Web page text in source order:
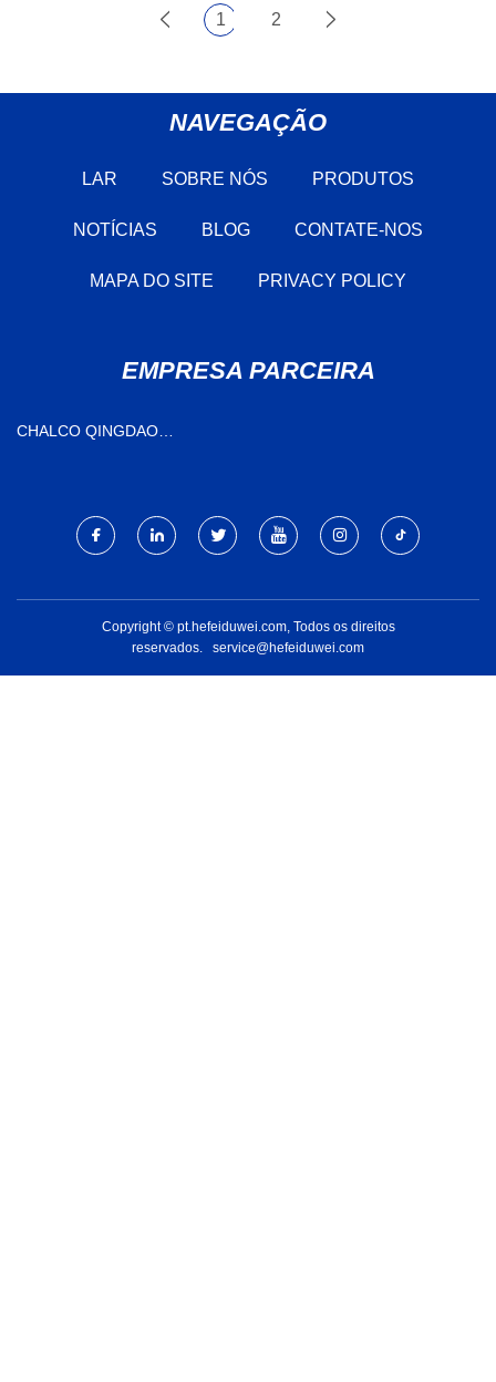
etiquetas de metal
endereços de plástico de
25 cm Número da porta e
1 2
NAVEGAÇÃO
LAR SOBRE NÓS PRODUTOS
NOTÍCIAS BLOG CONTATE-NOS
MAPA DO SITE PRIVACY POLICY
EMPRESA PARCEIRA
CHALCO QINGDAO
Copyright © pt.hefeiduwei.com, Todos os direitos
reservados. service@hefeiduwei.com